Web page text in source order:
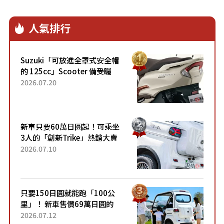
人氣排行
Suzuki「可放進全罩式安全帽
的 125cc」Scooter 備受矚
目！採用全新流線設計與各項
2026.07.20
新車只要60萬日圓起！可乘坐
3人的「創新Trike」熱銷大賣
成為人氣車款！「養車成本真
2026.07.10
只要150日圓就能跑「100公
里」！ 新車售價69萬日圓的
「3人座」Trike大受歡迎！ 順
2026.07.12